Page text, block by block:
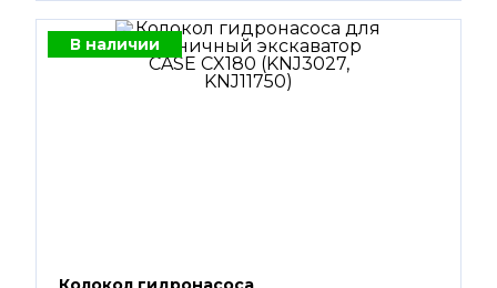
В наличии